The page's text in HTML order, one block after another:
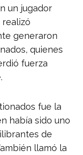
un jugador
realizó
generaron
quienes
fuerza
fue la
había sido uno
de
llamó la